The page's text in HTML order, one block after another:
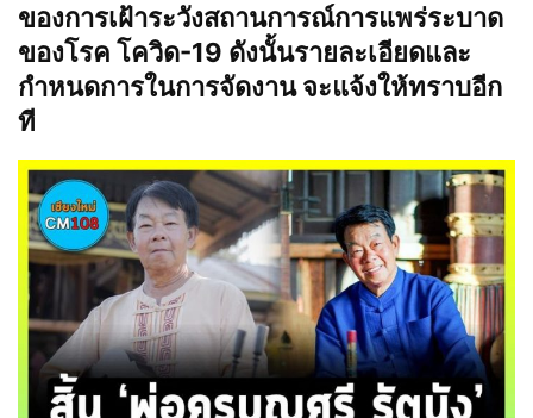
ของการเฝ้าระวังสถานการณ์การแพร่ระบาด
ของโรค โควิด-19 ดังนั้นรายละเอียดและ
กำหนดการในการจัดงาน จะแจ้งให้ทราบอีก
ที